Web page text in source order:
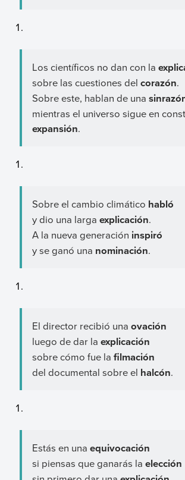
Los científicos no dan con la
sobre las cuestiones del corazón.
Sobre este, hablan de una
mientras el universo sigue en
expansión.
Sobre el cambio climático habló
y dio una larga explicación.
A la nueva generación inspiró
y se ganó una nominación.
El director recibió una ovación
luego de dar la explicación
sobre cómo fue la filmación
del documental sobre el halcón.
Estás en una equivocación
si piensas que ganarás la elección